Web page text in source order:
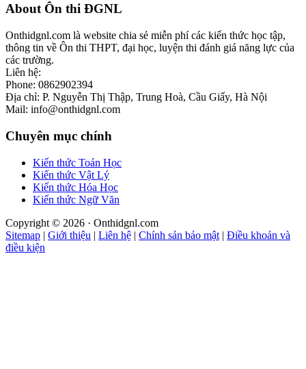
Footer
About Ôn thi ĐGNL
Onthidgnl.com là website chia sẻ miễn phí các kiến thức học tập,
thông tin về Ôn thi THPT, đại học, luyện thi đánh giá năng lực của
các trường.
Liên hệ:
Phone: 0862902394
Địa chỉ: P. Nguyễn Thị Thập, Trung Hoà, Cầu Giấy, Hà Nội
Mail: info@onthidgnl.com
Chuyên mục chính
Kiến thức Toán Học
Kiến thức Vật Lý
Kiến thức Hóa Học
Kiến thức Ngữ Văn
Copyright © 2026 · Onthidgnl.com
Sitemap | Giới thiệu | Liên hệ | Chính sản bảo mật | Điều khoản và
điều kiện